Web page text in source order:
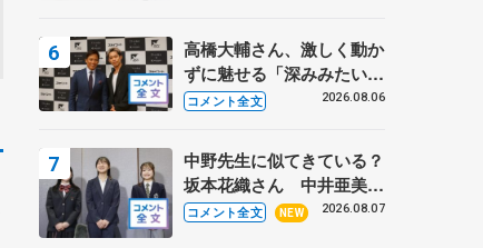
高橋大輔さん、激しく動か
ずに魅せる「深みみたいな
ものは出てきている？」
ド野村忠宏さんと和気あい
あい
コメント全文 2026.08.06
中野先生に似てきている？
坂本花織さん 中井亜美は
クリケットのサマーキャン
コメント全文 NEW 2026.08.07